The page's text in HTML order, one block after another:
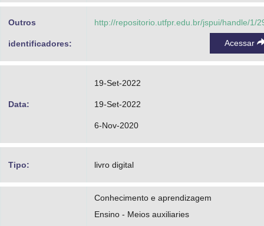
Outros
identificadores:
http://repositorio.utfpr.edu.br/jspui/handle/1/
Acessar
Data:
19-Set-2022
19-Set-2022
6-Nov-2020
Tipo: livro digital
Conhecimento e aprendizagem
Ensino - Meios auxiliaries